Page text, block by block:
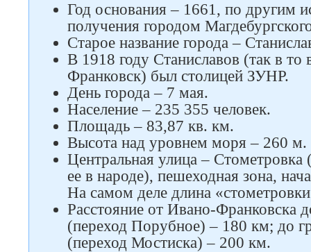
Год основания – 1661, по другим
получения городом
Старое название города –
В 1918 году Станиславов (так в
Франковск) был столицей ЗУНР.
День города – 7 мая.
Население – 235 355 человек.
Площадь – 83,87 кв. км.
Высота над уровнем моря – 260 м.
Центральная улица –
ее в народе), пешеходная зона,
На самом деле длина
Расстояние от Ивано-Франковска
(переход Порубное) – 180 км; до
(переход Мостиска) – 200 км.